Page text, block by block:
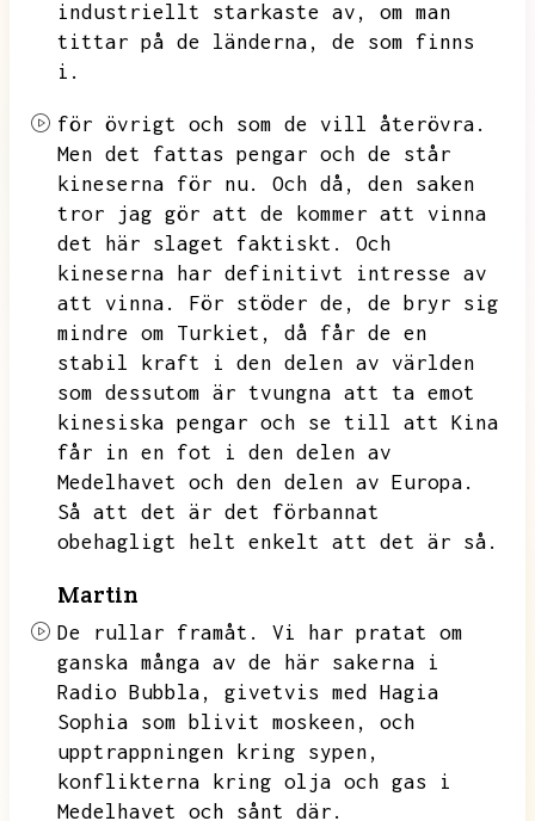
industriellt starkaste av,
om man
tittar på de länderna,
de som finns
i.
för övrigt och som de vill återövra.
Men det fattas pengar och de står
kineserna för nu.
Och då,
den saken
tror jag gör att de kommer att vinna
det här slaget faktiskt.
Och
kineserna har definitivt intresse av
att vinna.
För stöder de,
de bryr sig
mindre om Turkiet,
då får de en
stabil kraft i den delen av världen
som dessutom är tvungna att ta emot
kinesiska pengar och se till att Kina
får in en fot i den delen av
Medelhavet och den delen av Europa.
Så att det är det förbannat
obehagligt helt enkelt att det är så.
Martin
De rullar framåt.
Vi har pratat om
ganska många av de här sakerna i
Radio Bubbla,
givetvis med Hagia
Sophia som blivit moskeen,
och
upptrappningen kring sypen,
konflikterna kring olja och gas i
Medelhavet och sånt där.